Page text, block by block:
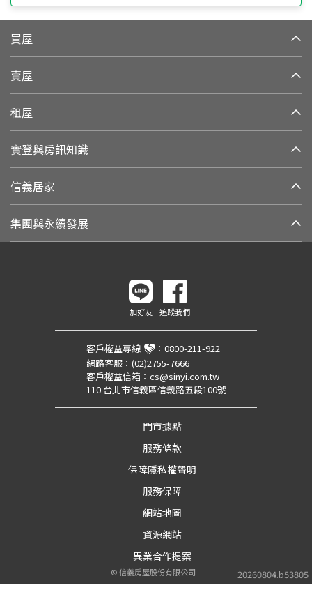
買屋
賣屋
租屋
實登與房訊知識
信義居家
集團與永續發展
20260804.b53805
加好友 追蹤我們
客戶權益專線 ： 0800-211-922
網路客服： (02)2755-7666
客戶權益信箱： cs@sinyi.com.tw
110 台北市信義區信義路五段100號
門市據點
服務條款
保障隱私權聲明
服務保障
網站地圖
資源網站
異業合作提案
©信義房屋股份有限公司